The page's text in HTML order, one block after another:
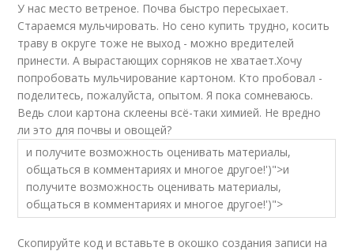
У нас место ветреное. Почва быстро пересыхает.
Стараемся мульчировать. Но сено купить трудно, косить
траву в округе тоже не выход - можно вредителей
принести. А вырастающих сорняков не хватает.Хочу
попробовать мульчирование картоном. Кто пробовал -
поделитесь, пожалуйста, опытом. Я пока сомневаюсь.
Ведь слои картона склеены всё-таки химией. Не вредно
ли это для почвы и овощей?
и получите возможность оценивать материалы,
общаться в комментариях и многое другое!')">и
получите возможность оценивать материалы,
общаться в комментариях и многое другое!')">
Скопируйте код и вставьте в окошко создания записи на